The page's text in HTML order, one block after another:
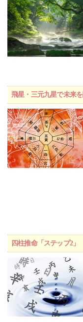
飛星・三元九星で未来
四柱推命「ステップ2